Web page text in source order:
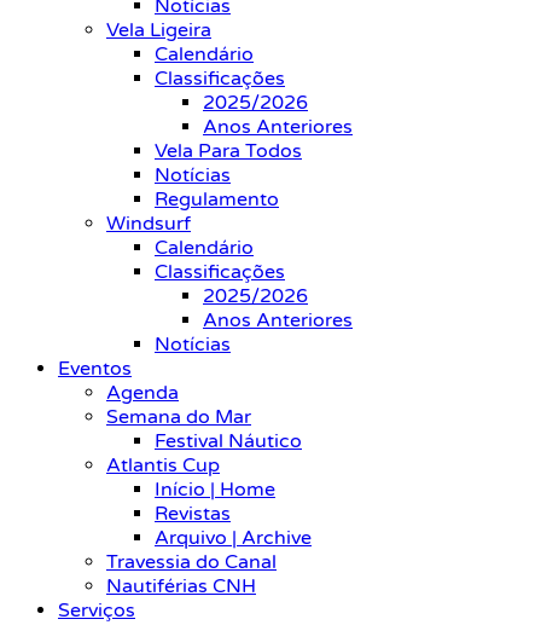
Notícias
Vela Ligeira
Calendário
Classificações
2025/2026
Anos Anteriores
Vela Para Todos
Notícias
Regulamento
Windsurf
Calendário
Classificações
2025/2026
Anos Anteriores
Notícias
Eventos
Agenda
Semana do Mar
Festival Náutico
Atlantis Cup
Início | Home
Revistas
Arquivo | Archive
Travessia do Canal
Nautiférias CNH
Serviços